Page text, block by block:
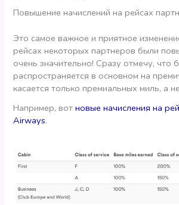
Повышение начислений на рейсах
Это самое важное и приятное
рейсах некоторых партнеров были
очень значительно! Сразу отмечу, что
распространяется в основном на
касается только премиальных миль, а
Например, вотновые начисления на
Airways.